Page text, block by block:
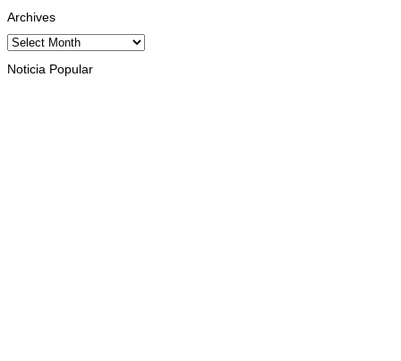
Archives
Archives
Noticia Popular